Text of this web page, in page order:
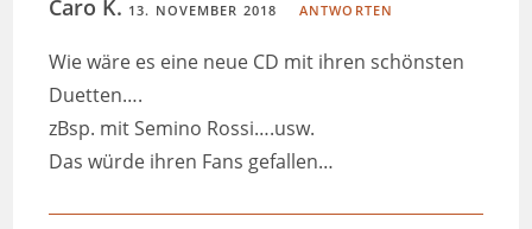
Caro K. 13. NOVEMBER 2018 ANTWORTEN
Wie wäre es eine neue CD mit ihren schönsten
Duetten….
zBsp. mit Semino Rossi….usw.
Das würde ihren Fans gefallen…